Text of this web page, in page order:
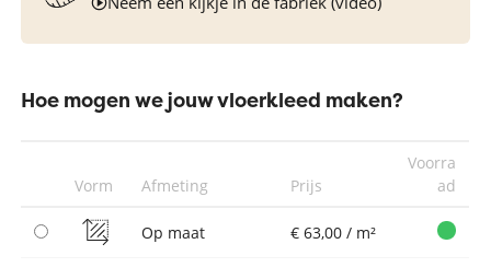
Hoe mogen we jouw vloerkleed maken?
Vorm Afmeting Prijs
Voorra
ad
Op maat € 63,00 / m²